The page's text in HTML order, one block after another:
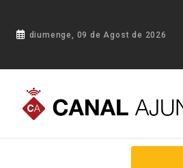
diumenge, 09 de Agost de 2026
Portada Blog Sitges